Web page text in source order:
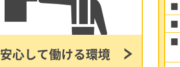
安心して働ける環境